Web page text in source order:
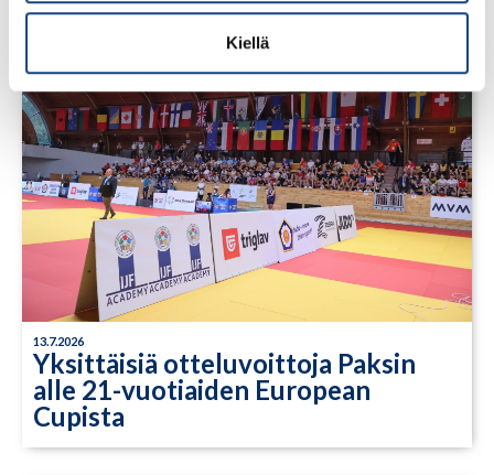
Kiellä
13.7.2026
Yksittäisiä otteluvoittoja Paksin
alle 21-vuotiaiden European
Cupista